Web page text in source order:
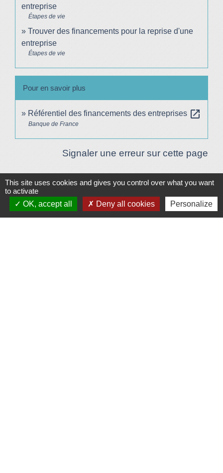
entreprise
Étapes de vie
Trouver des financements pour la reprise d'une
entreprise
Étapes de vie
Pour en savoir plus
Référentiel des financements des entreprises open_in_new
Banque de France
Signaler une erreur sur cette page
Plan/Accès© OpenStreetMap
Contacts
This site uses cookies and gives you control over what you want
to activate
OK, accept all
Deny all cookies Personalize